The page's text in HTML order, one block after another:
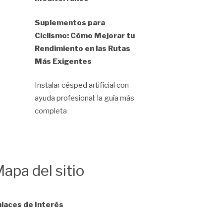
Suplementos para
Ciclismo: Cómo Mejorar tu
Rendimiento en las Rutas
Más Exigentes
Instalar césped artificial con
ayuda profesional: la guía más
completa
del sitio
de Interés